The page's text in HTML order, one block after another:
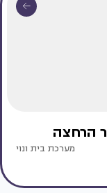
הרחצה
מערכת בית ונוי